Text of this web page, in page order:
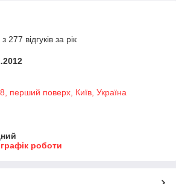
277 відгуків за рік
перший поверх, Київ, Україна
роботи